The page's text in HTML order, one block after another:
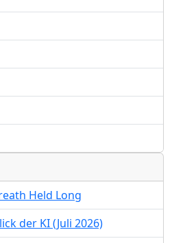
Held Long
der KI (Juli 2026)